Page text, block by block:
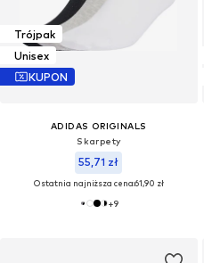
Trójpak
Unisex
KUPON
ADIDAS ORIGINALS
Skarpety
55,71 zł
Ostatnia najniższa cena:61,90 zł
+9